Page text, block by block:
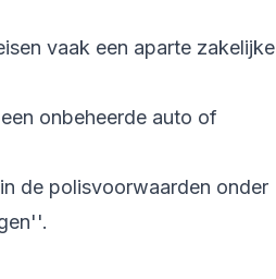
vaak een aparte zakelijke
onbeheerde auto of
de polisvoorwaarden onder